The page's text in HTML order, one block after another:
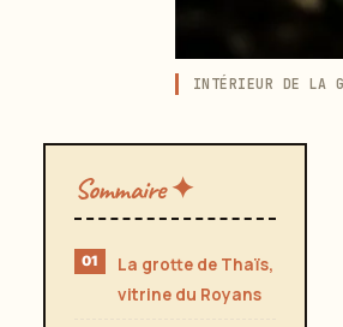
INTÉRIEUR DE LA
Sommaire ✦
La grotte de Thaïs,
vitrine du Royans